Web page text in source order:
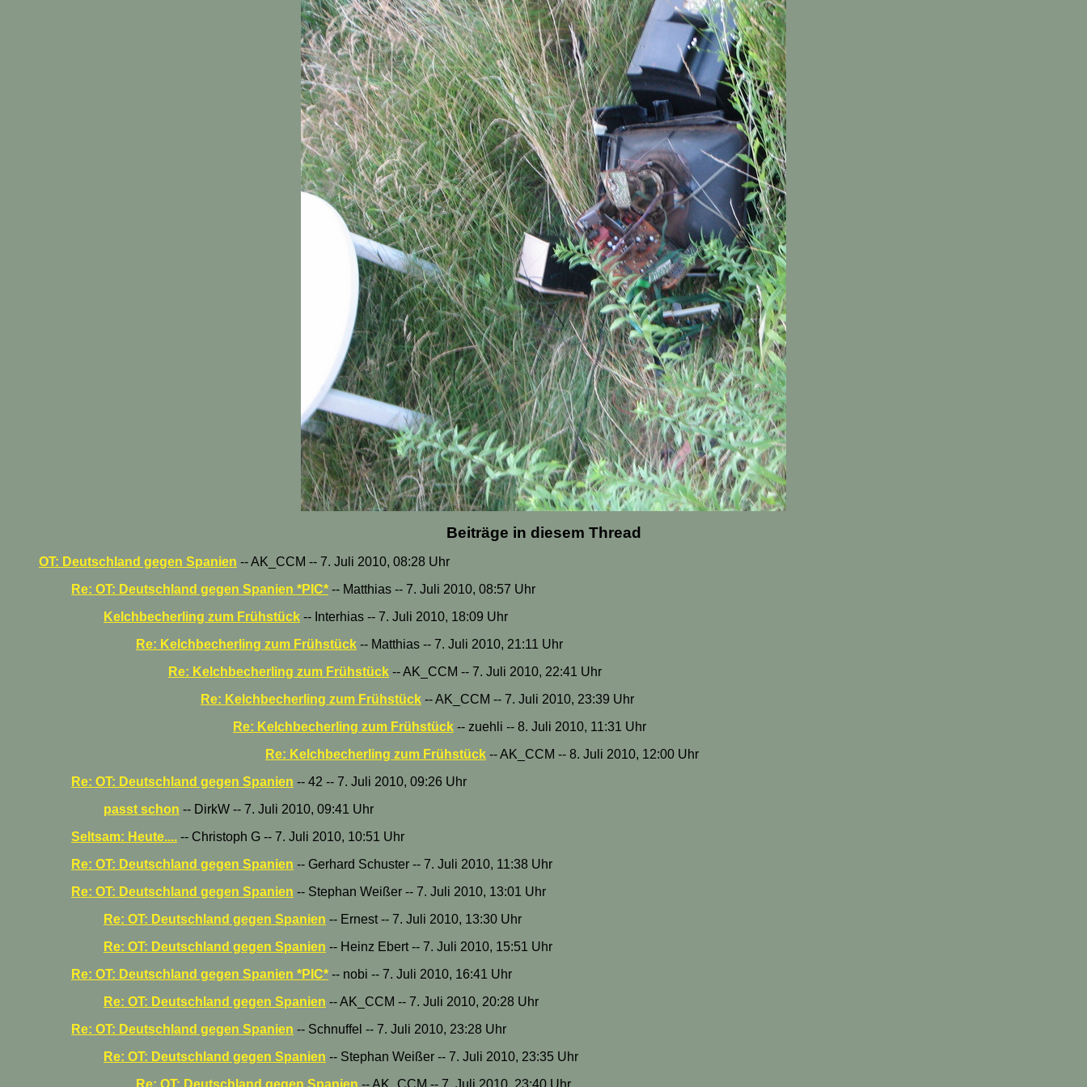
Beiträge in diesem Thread
OT: Deutschland gegen Spanien -- AK_CCM -- 7. Juli 2010, 08:28 Uhr
Re: OT: Deutschland gegen Spanien *PIC* -- Matthias -- 7. Juli 2010, 08:57 Uhr
Kelchbecherling zum Frühstück -- Interhias -- 7. Juli 2010, 18:09 Uhr
Re: Kelchbecherling zum Frühstück -- Matthias -- 7. Juli 2010, 21:11 Uhr
Re: Kelchbecherling zum Frühstück -- AK_CCM -- 7. Juli 2010, 22:41 Uhr
Re: Kelchbecherling zum Frühstück -- AK_CCM -- 7. Juli 2010, 23:39 Uhr
Re: Kelchbecherling zum Frühstück -- zuehli -- 8. Juli 2010, 11:31 Uhr
Re: Kelchbecherling zum Frühstück -- AK_CCM -- 8. Juli 2010, 12:00 Uhr
Re: OT: Deutschland gegen Spanien -- 42 -- 7. Juli 2010, 09:26 Uhr
passt schon -- DirkW -- 7. Juli 2010, 09:41 Uhr
Seltsam: Heute.... -- Christoph G -- 7. Juli 2010, 10:51 Uhr
Re: OT: Deutschland gegen Spanien -- Gerhard Schuster -- 7. Juli 2010, 11:38 Uhr
Re: OT: Deutschland gegen Spanien -- Stephan Weißer -- 7. Juli 2010, 13:01 Uhr
Re: OT: Deutschland gegen Spanien -- Ernest -- 7. Juli 2010, 13:30 Uhr
Re: OT: Deutschland gegen Spanien -- Heinz Ebert -- 7. Juli 2010, 15:51 Uhr
Re: OT: Deutschland gegen Spanien *PIC* -- nobi -- 7. Juli 2010, 16:41 Uhr
Re: OT: Deutschland gegen Spanien -- AK_CCM -- 7. Juli 2010, 20:28 Uhr
Re: OT: Deutschland gegen Spanien -- Schnuffel -- 7. Juli 2010, 23:28 Uhr
Re: OT: Deutschland gegen Spanien -- Stephan Weißer -- 7. Juli 2010, 23:35 Uhr
Re: OT: Deutschland gegen Spanien -- AK_CCM -- 7. Juli 2010, 23:40 Uhr